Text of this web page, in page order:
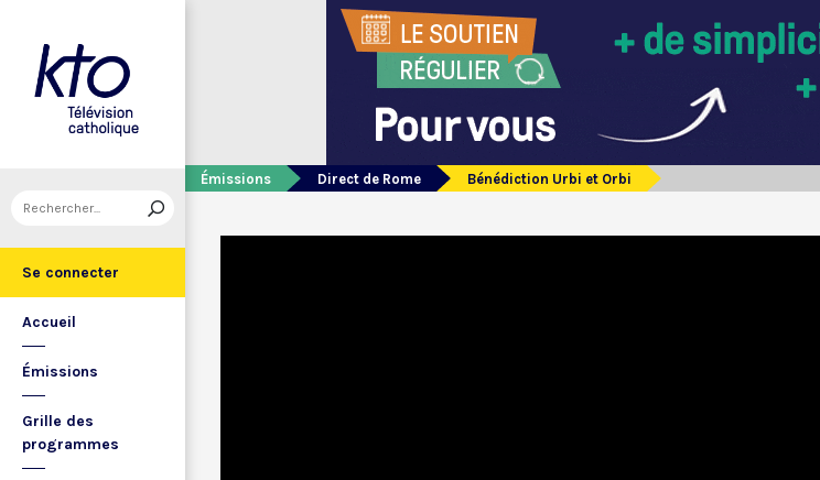
Se connecter
Accueil
Émissions
Grille des
programmes
Émissions Direct de Rome Bénédiction Urbi et Orbi